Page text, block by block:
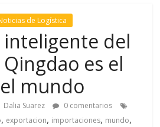
de Logística
inteligente del
es el
mundo
Dalia Suarez
0 comentarios
, exportacion, importaciones, mundo,